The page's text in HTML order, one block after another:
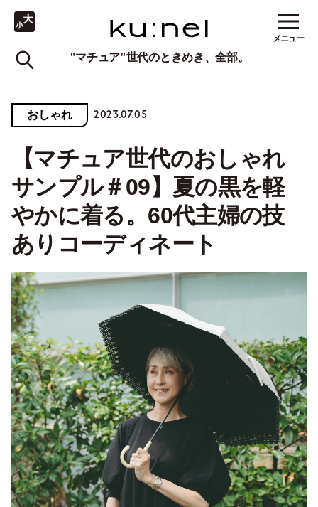
"マチュア"世代のときめき、全部。
メニュー
おしゃれ 2023.07.05
【マチュア世代のおしゃれ
サンプル＃09】夏の黒を軽
やかに着る。60代主婦の技
ありコーディネート